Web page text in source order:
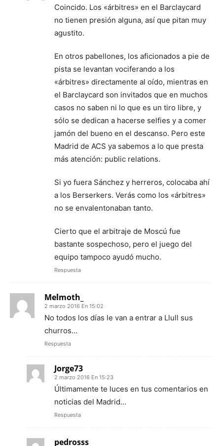
Coincido. Los «árbitres» en el Barclaycard
no tienen presión alguna, así que pitan muy
agustito.
En otros pabellones, los aficionados a pie de
pista se levantan vociferando a los
«árbitres» directamente al oído, mientras en
el Barclaycard son invitados que en muchos
casos no saben ni lo que es un tiro libre, y
sólo se dedican a hacerse selfies y a comer
jamón del bueno en el descanso. Pero este
Madrid de ACS ya sabemos a lo que presta
más atención: public relations.
Si yo fuera Sánchez y herreros, colocaba ahí
a los Berserkers. Verás como los «árbitres»
no se envalentonaban tanto.
Cierto que el arbitraje de Moscú fue
bastante sospechoso, pero el juego del
equipo tampoco ayudó mucho.
Respuesta
Melmoth_
2 marzo 2016 En 15:02
No todos los días le van a entrar a Llull sus
churros…
Respuesta
Jorge73
2 marzo 2016 En 15:23
Últimamente te luces en tus comentarios en
noticias del Madrid…
Respuesta
pedrosss